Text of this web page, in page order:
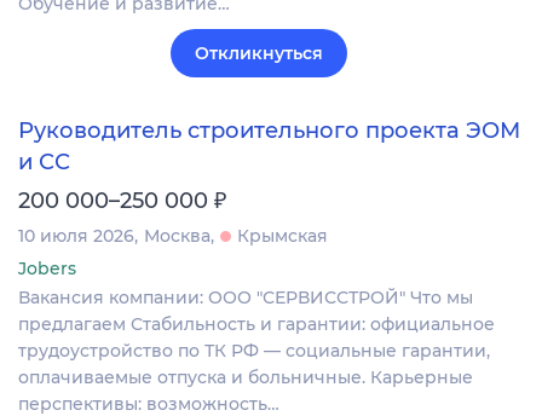
Откликнуться
Руководитель строительного проекта ЭОМ
и СС
200 000–250 000 ₽
10 июля 2026 Москва
Крымская
Jobers
Вакансия компании: ООО "СЕРВИССТРОЙ" Что мы
предлагаем Стабильность и гарантии: официальное
трудоустройство по ТК РФ — социальные гарантии,
оплачиваемые отпуска и больничные. Карьерные
перспективы: возможность…